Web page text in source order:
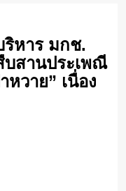
หาร มกช.
บสานประเพณี
วาย” เนื่อง